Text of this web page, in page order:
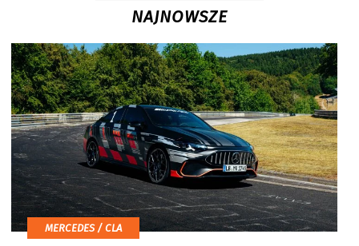
NAJNOWSZE
MERCEDES / CLA